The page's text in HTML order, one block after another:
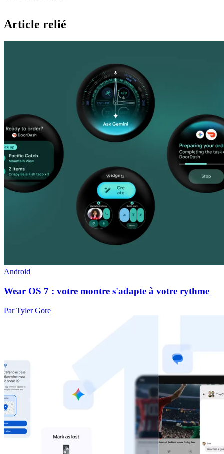
Article relié
Android
Wear OS 7 : votre montre s'adapte à votre rythme
Par Tyler Gore